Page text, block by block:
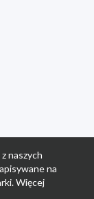
naszych
na
Więcej